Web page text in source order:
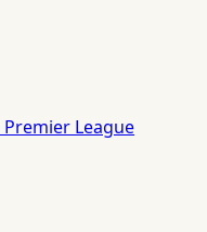
Premier League